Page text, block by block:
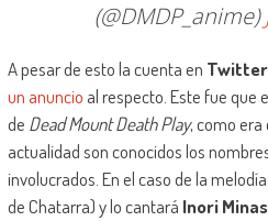
(@DMDP_anime)
A pesar de esto la cuenta en Twitter
un anuncio al respecto. Este fue que
de Dead Mount Death Play, como era
actualidad son conocidos los
involucrados. En el caso de la
de Chatarra) y lo cantará Inori